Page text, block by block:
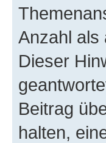
Anzahl als
Dieser
Beitrag
halten,